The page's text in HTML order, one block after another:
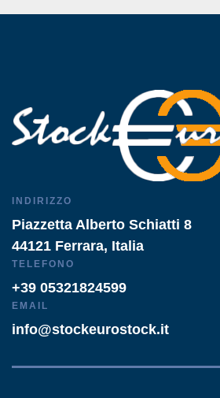
INDIRIZZO
Piazzetta Alberto Schiatti 8
44121 Ferrara, Italia
TELEFONO
+39 05321824599
EMAIL
info@stockeurostock.it